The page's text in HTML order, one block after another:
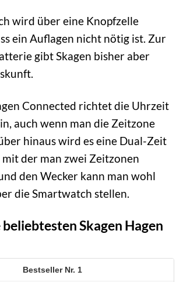
wird über eine Knopfzelle
ein Auflagen nicht nötig ist. Zur
gibt Skagen bisher aber
Connected richtet die Uhrzeit
auch wenn man die Zeitzone
hinaus wird es eine Dual-Zeit
der man zwei Zeitzonen
den Wecker kann man wohl
die Smartwatch stellen.
beliebtesten Skagen Hagen
1